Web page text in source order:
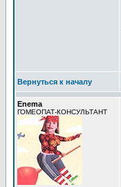
Вернуться к началу
Enema
ГОМЕОПАТ-КОНСУЛЬТАНТ